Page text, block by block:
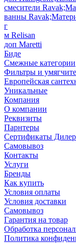
смесители
ванны
г
м Relisan
доп Maretti
Биде
Смежные категории
Фильтры и
Европейская
Уникальные
Компания
О компании
Реквизиты
Парнтеры
Сертификаты
Самовывоз
Контакты
Услуги
Бренды
Как купить
Условия оплаты
Условия доставки
Самовывоз
Гарантия на товар
Обработка
Политика